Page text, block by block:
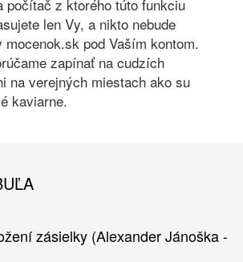
počítač z ktorého túto funkciu
len Vy, a nikto nebude
pod Vaším kontom.
zapínať na cudzích
na verejných miestach ako su
kaviarne.
zásielky (Alexander Jánoška -